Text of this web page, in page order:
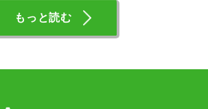
もっと読む